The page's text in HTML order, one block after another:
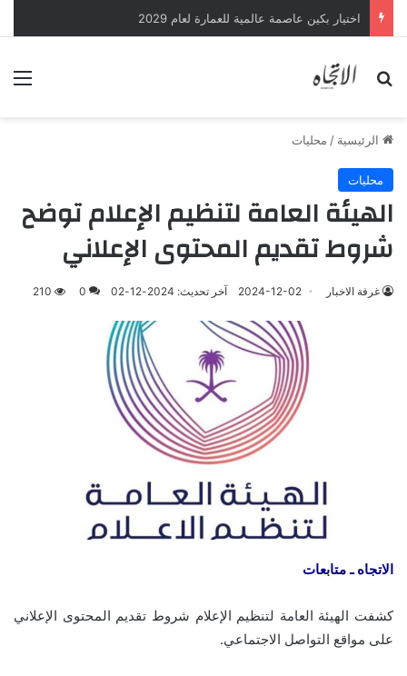
اختيار بكين عاصمة عالمية للعمارة لعام 2029
بحث عن
الرئيسية / محليات
محليات
الهيئة العامة لتنظيم الإعلام توضح
شروط تقديم المحتوى الإعلاني
غرفة الاخبار 2024-12-02 آخر تحديث: 2024-12-02 0
210
الاتجاه ـ متابعات
كشفت الهيئة العامة لتنظيم الإعلام شروط تقديم المحتوى الإعلاني
على مواقع التواصل الاجتماعي.